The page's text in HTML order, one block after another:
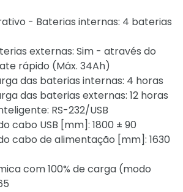
- Baterias internas: 4 baterias
externas: Sim - através do
rápido (Máx. 34Ah)
das baterias internas: 4 horas
das baterias externas: 12 horas
RS-232/USB
cabo USB [mm]: 1800 ± 90
cabo de alimentação [mm]: 1630
com 100% de carga (modo